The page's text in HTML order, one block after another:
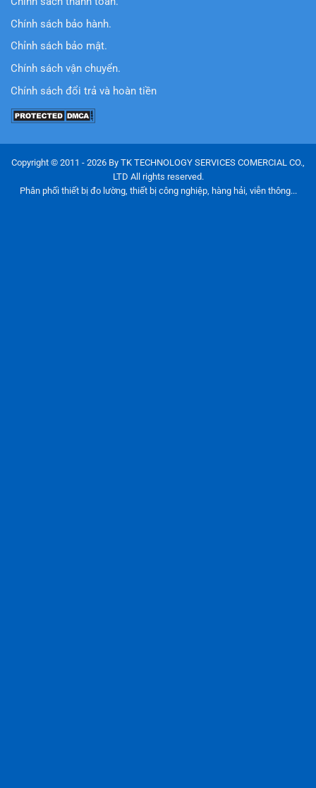
Chính sách bảo hành.
Chỉnh sách bảo mật.
Chính sách vận chuyển.
Chính sách đổi trả và hoàn tiền
Copyright © 2011 - 2026 By TK TECHNOLOGY SERVICES COMERCIAL CO.,
LTD All rights reserved.
Phân phối thiết bị đo lường, thiết bị công nghiệp, hàng hải, viễn thông...